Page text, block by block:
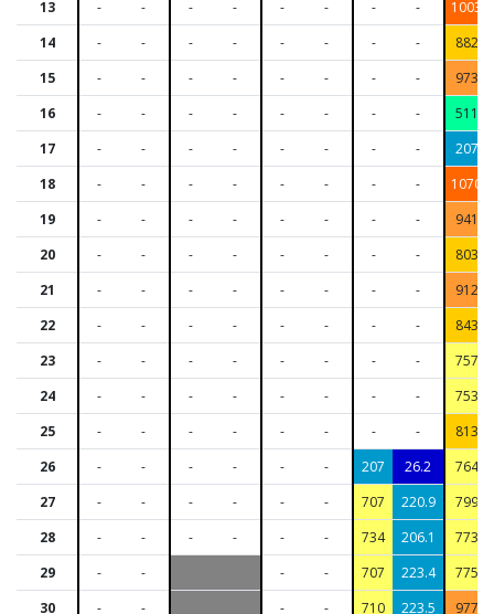
13
- - - - - - - -
1003
14
- - - - - - - -
882
15
- - - - - - - -
973
16
- - - - - - - -
511
17
- - - - - - - -
207
18
- - - - - - - -
1070
19
- - - - - - - -
941
20
- - - - - - - -
803
21
- - - - - - - -
912
22
- - - - - - - -
843
23
- - - - - - - -
757
24
- - - - - - - -
753
25
- - - - - - - -
813
26
- - - - - - 207 26.2
764
27
- - - - - - 707 220.9
799
28
- - - - - - 734 206.1
773
29
- - - - 707 223.4
775
30
- - - - 710 223.5
977